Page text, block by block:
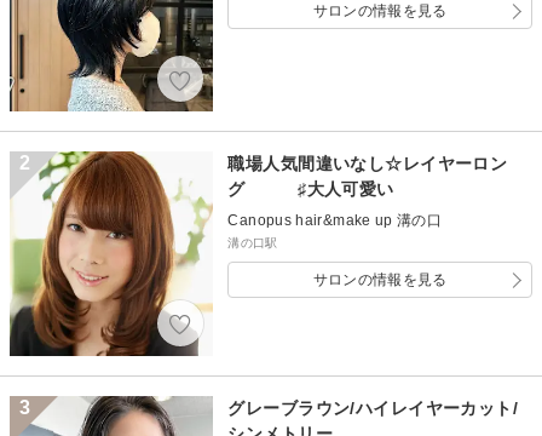
サロンの情報を見る
2
職場人気間違いなし☆レイヤーロン
グ ♯大人可愛い
Canopus hair&make up 溝の口
溝の口駅
サロンの情報を見る
3
グレーブラウン/ハイレイヤーカット/